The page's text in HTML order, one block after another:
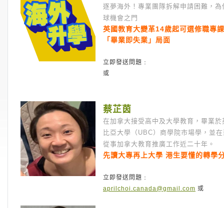
逐夢海外！專業團隊拆解申請困難，為
球機會之門
英國教育大變革14歲起可選修職專
「畢業即失業」局面
立即發送問題﹕
或
蔡芷茵
在加拿大接受高中及大學教育，畢業於
比亞大學（UBC）商學院市場學，並
從事加拿大教育推廣工作近二十年。
先讀大專再上大學 港生要懂的轉學
立即發送問題﹕
aprilchoi.canada@gmail.com 或